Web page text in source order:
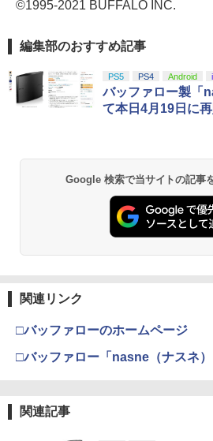
©1995-2021 BUFFALO INC.
編集部のおすすめ記事
PS5 PS4 Android
バッファロー製「
て本日4月19日に再
Google 検索で当サイトの記事
関連リンク
□バッファローのホームページ
□バッファロー「nasne（ナスネ
関連記事